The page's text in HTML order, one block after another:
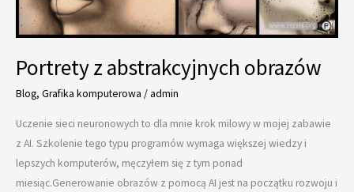
Portrety z abstrakcyjnych obrazów
Blog, Grafika komputerowa /admin
Uczenie sieci neuronowych to dla mnie krok milowy w mojej zabawie
z AI. Szkolenie tego typu programów wymaga większej wiedzy i
lepszych komputerów, męczyłem się z tym ponad
miesiąc.Generowanie obrazów z pomocą AI jest na początku rozwoju i